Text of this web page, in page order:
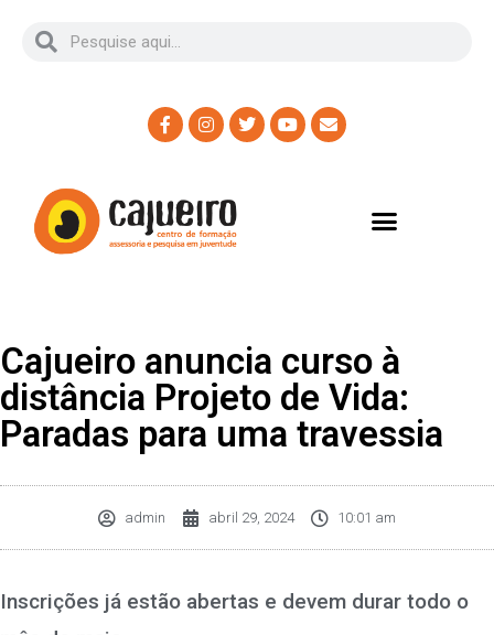
Cajueiro anuncia curso à
distância Projeto de Vida:
Paradas para uma travessia
admin abril 29, 2024 10:01 am
Inscrições já estão abertas e devem durar todo o